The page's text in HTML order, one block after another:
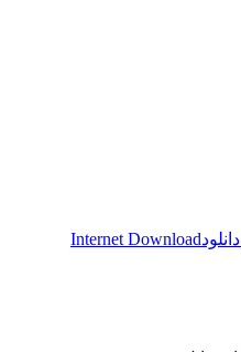
Internet Download